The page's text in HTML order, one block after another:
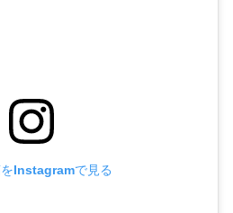
Instagramで見る